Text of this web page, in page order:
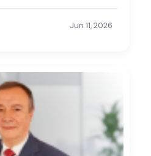
Jun 11, 2026